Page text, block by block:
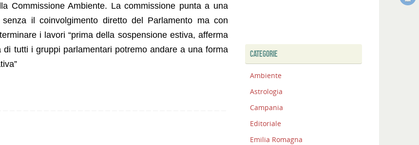
Commissione Ambiente. La commissione punta a una
il coinvolgimento diretto del Parlamento ma con
i lavori “prima della sospensione estiva, afferma
tutti i gruppi parlamentari potremo andare a una forma
CATEGORIE
Ambiente
Astrologia
Campania
Editoriale
Emilia Romagna